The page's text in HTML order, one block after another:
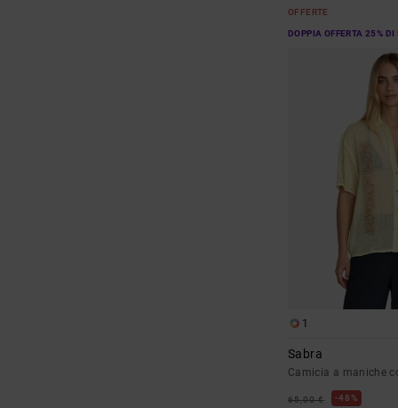
OFFERTE
DOPPIA OFFERTA 25%
1
Sabra
Camicia a maniche
65,00 € 48%